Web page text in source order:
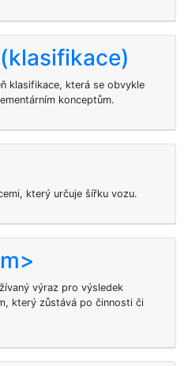
klasifikace, která se obvykle
konceptům.
který určuje šířku vozu.
výraz pro výsledek
který zůstává po činnosti či